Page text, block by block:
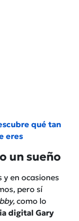
qué tan
eres
un sueño
y en ocasiones
pero sí
como lo
digital Gary